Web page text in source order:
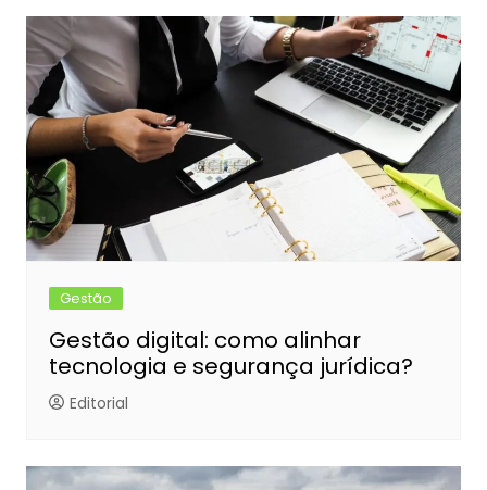
Gestão
Gestão digital: como alinhar
tecnologia e segurança jurídica?
Editorial